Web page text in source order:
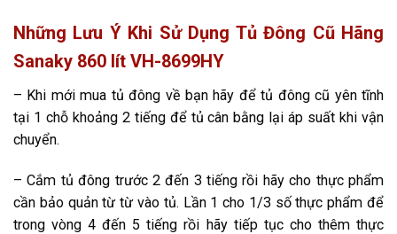
Những Lưu Ý Khi Sử Dụng Tủ Đông Cũ Hãng
Sanaky 860 lít VH-8699HY
– Khi mới mua tủ đông về bạn hãy để tủ đông cũ yên tĩnh
tại 1 chỗ khoảng 2 tiếng để tủ cân bằng lại áp suất khi vận
chuyển.
– Cắm tủ đông trước 2 đến 3 tiếng rồi hãy cho thực phẩm
cần bảo quản từ từ vào tủ. Lần 1 cho 1/3 số thực phẩm để
trong vòng 4 đến 5 tiếng rồi hãy tiếp tục cho thêm thực